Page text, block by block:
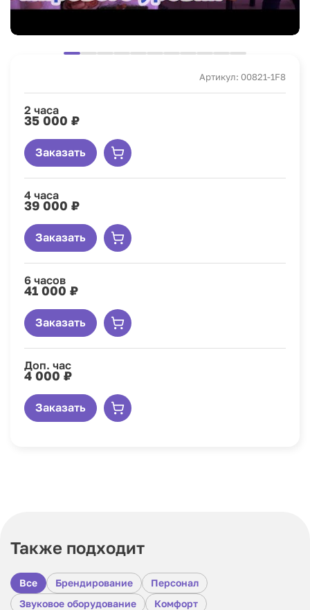
Артикул: 00821-1F8
2 часа
35 000 ₽
Заказать
4 часа
39 000 ₽
Заказать
6 часов
41 000 ₽
Заказать
Доп. час
4 000 ₽
Заказать
Также подходит
Все Брендирование
Персонал
Звуковое оборудование
Комфорт